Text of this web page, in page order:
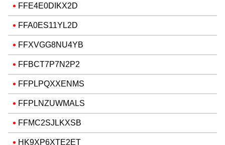
FFE4E0DIKX2D
FFA0ES11YL2D
FFXVGG8NU4YB
FFBCT7P7N2P2
FFPLPQXXENMS
FFPLNZUWMALS
FFMC2SJLKXSB
HK9XP6XTE2ET